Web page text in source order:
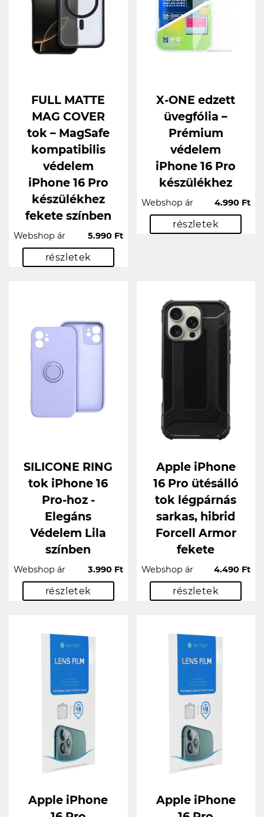
FULL MATTE
MAG COVER
tok – MagSafe
kompatibilis
védelem
iPhone 16 Pro
készülékhez
fekete színben
Webshop ár 5.990 Ft
részletek
X-ONE edzett
üvegfólia –
Prémium
védelem
iPhone 16 Pro
készülékhez
Webshop ár 4.990 Ft
részletek
SILICONE RING
tok iPhone 16
Pro-hoz -
Elegáns
Védelem Lila
színben
Webshop ár 3.990 Ft
részletek
Apple iPhone
16 Pro ütésálló
tok légpárnás
sarkas, hibrid
Forcell Armor
fekete
Webshop ár 4.490 Ft
részletek
Apple iPhone
Apple iPhone